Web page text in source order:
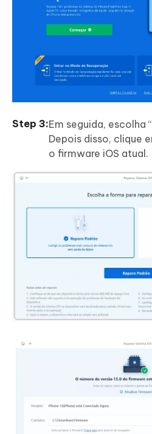
Em seguida, escolha
Depois disso, clique
o firmware iOS atual.